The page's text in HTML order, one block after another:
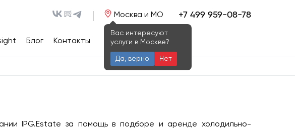
Москва и МО
Вас интересуют
услуги в Москве?
Да, верно Нет
+7 499 959-08-78
Блог Контакты
IPG.Estate за помощь в подборе и аренде холодильно-